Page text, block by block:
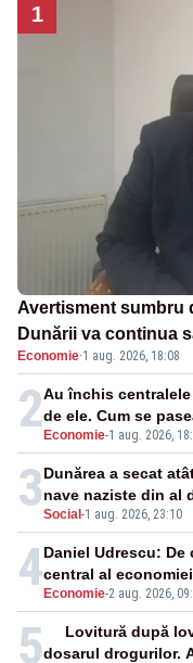
1
Avertisment sumbru
Dunării va continua
închide în 4 zile
Economie·1 aug. 2026, 18:08
2 Economie-1 aug. 2026,
Au închis
de ele. Cum se
3Social -1 aug. 2026, 23:10
Dunărea a secat
nave naziste din al
4 Economie-2 aug. 2026,
Daniel Udrescu:
central al
5
Lovitură după
dosarul drogurilor.